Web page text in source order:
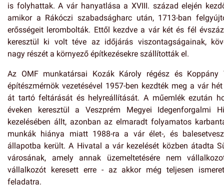
is folyhattak. A vár hanyatlása a XVIII. század elején
amikor a Rákóczi szabadságharc után, 1713-ban
erősségeit lerombolták. Ettől kezdve a vár két és fél
keresztül ki volt téve az időjárás viszontagságainak,
nagy részét a környező építkezésekre szállították el.
Az OMF munkatársai Kozák Károly régész és Koppány
építészmérnök vezetésével 1957-ben kezdték meg a vár
át tartó feltárását és helyreállítását. A műemlék ezután
éveken keresztül a Veszprém Megyei Idegenforgalmi
kezelésében állt, azonban az elmaradt folyamatos
munkák hiánya miatt 1988-ra a vár élet-, és
állapotba került. A Hivatal a vár kezelését közben átadta
városának, amely annak üzemeltetésére nem
vállalkozót keresett erre - az akkor még teljesen
feladatra.